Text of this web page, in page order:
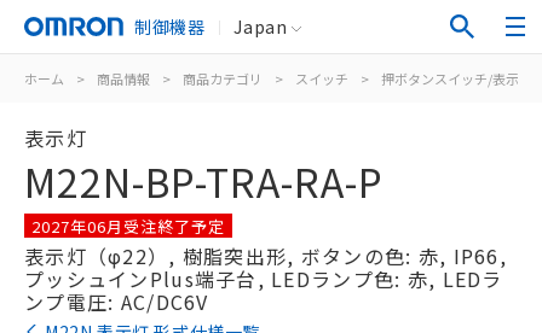
制御機器 Japan
ホーム > 商品情報 > 商品カテゴリ > スイッチ > 押ボタンスイッチ/表示灯
表示灯
M22N-BP-TRA-RA-P
2027年06月受注終了予定
表示灯（φ22）, 樹脂突出形, ボタンの色: 赤, IP66,
プッシュインPlus端子台, LEDランプ色: 赤, LEDラ
ンプ電圧: AC/DC6V